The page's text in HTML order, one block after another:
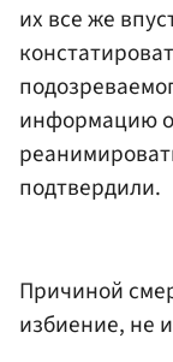
их все же
информацию о
подтвердили.
Причиной
избиение, не